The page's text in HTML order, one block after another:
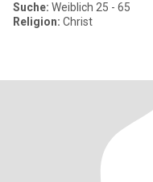
Suche: Weiblich 25 - 65
Religion: Christ